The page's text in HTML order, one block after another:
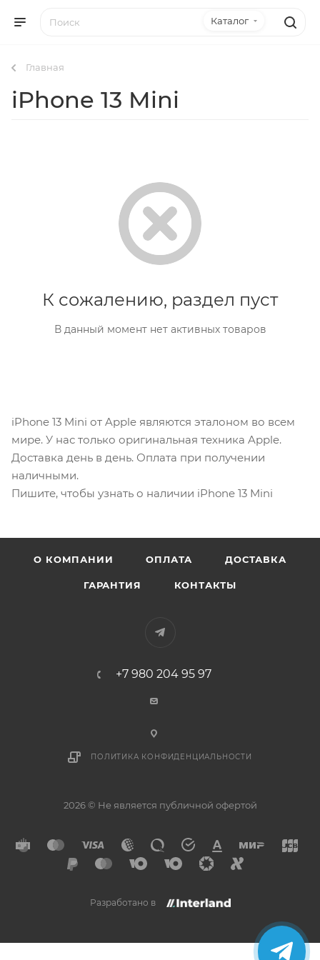
Каталог
Главная
iPhone 13 Mini
К сожалению, раздел пуст
В данный момент нет активных товаров
iPhone 13 Mini от Apple являются эталоном во всем
мире. У нас только оригинальная техника Apple.
Доставка день в день. Оплата при получении
наличными.
Пишите, чтобы узнать о наличии iPhone 13 Mini
О КОМПАНИИ ОПЛАТА ДОСТАВКА
ГАРАНТИЯ КОНТАКТЫ
+7 980 204 95 97
ПОЛИТИКА КОНФИДЕНЦИАЛЬНОСТИ
2026 © Не является публичной офертой
Разработано в